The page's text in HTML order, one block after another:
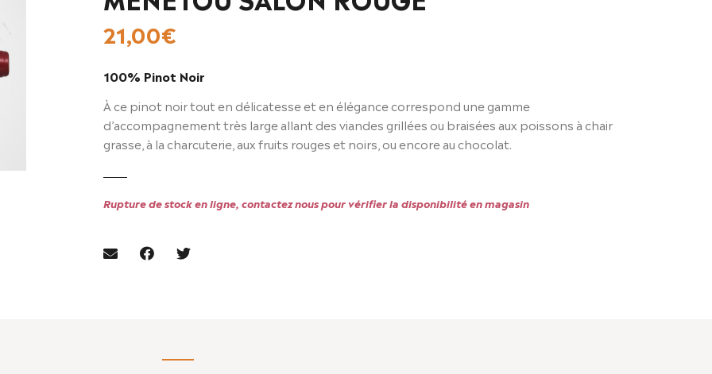
21,00€
100% Pinot Noir
À ce pinot noir tout en délicatesse et en élégance correspond une gamme
d’accompagnement très large allant des viandes grillées ou braisées aux poissons à chair
grasse, à la charcuterie, aux fruits rouges et noirs, ou encore au chocolat.
Rupture de stock en ligne, contactez nous pour vérifier la disponibilité en magasin